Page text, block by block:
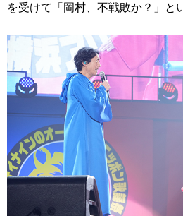
を受けて「岡村、不戦敗か？」と